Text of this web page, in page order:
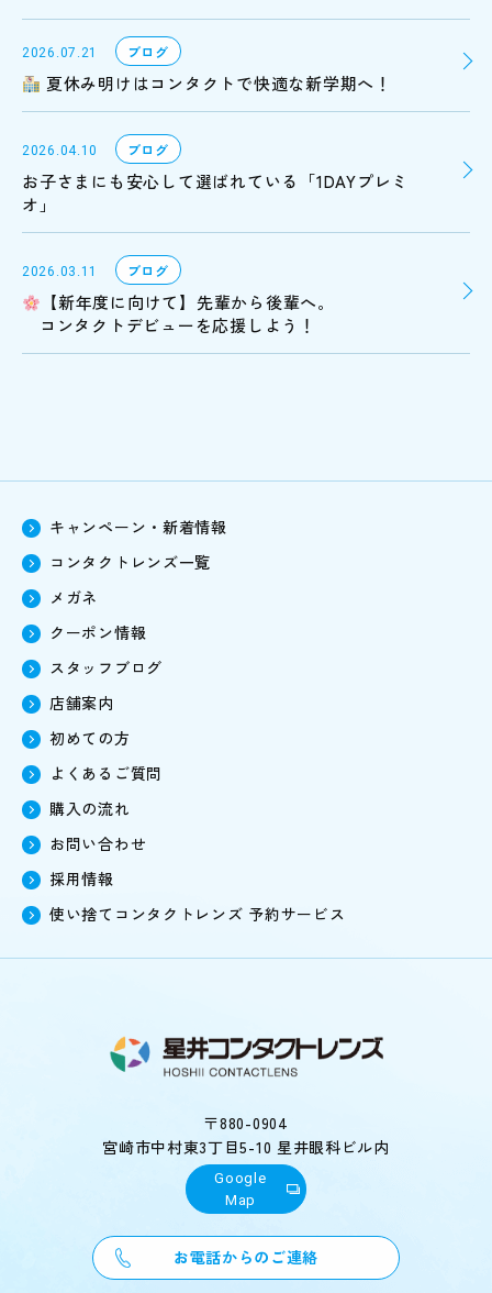
2026.07.21 ブログ
夏休み明けはコンタクトで快適な新学期へ！
2026.04.10 ブログ
お子さまにも安心して選ばれている「1DAYプレミ
オ」
2026.03.11 ブログ
【新年度に向けて】先輩から後輩へ。
コンタクトデビューを応援しよう！
キャンペーン・新着情報
コンタクトレンズ一覧
メガネ
クーポン情報
スタッフブログ
店舗案内
初めての方
よくあるご質問
購入の流れ
お問い合わせ
採用情報
使い捨てコンタクトレンズ 予約サービス
〒880-0904
宮崎市中村東3丁目5-10 星井眼科ビル内
Google
Map
お電話からのご連絡